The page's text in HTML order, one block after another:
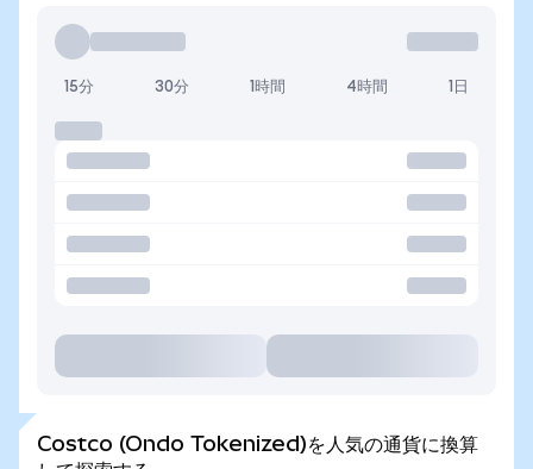
15分 30分 1時間 4時間 1日
Costco (Ondo Tokenized)を人気の通貨に換算